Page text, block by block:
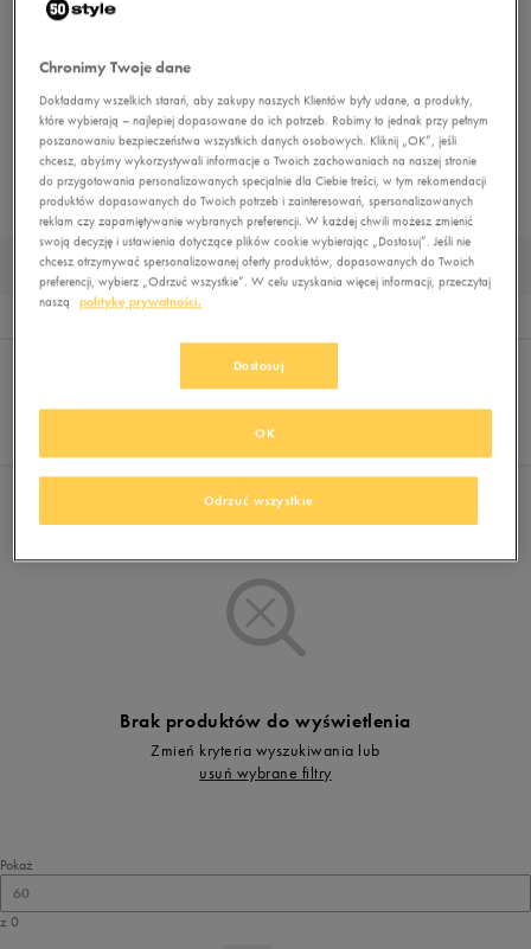
wyłącznie na Ciebie. Wiele z nich to końcówki kolekcji, więc jeśli chcesz
Niektóre z nich to modele poekspozycyine — mogą mieć niewielkie ślady
użytkowania lub uszkodzone pudełko. To jednak nieznaczące wady,
które nie odbiorą Ci radości z modnych, markowych artykułów!
Zdjęcie na karcie produktu jest poglądowe i nie przedstawia konkretnego
egzemplarza, który do Ciebie dotrze.
STRONA GŁÓWNA OUTLET
BUTY OUTLET 2026
0
Pokaż
Wyczyść filtry
Brak produktów do wyświetlenia
Zmień kryteria wyszukiwania lub
usuń wybrane filtry
Pokaż
60
z 0
Chronimy Twoje dane
Dokładamy wszelkich starań, aby zakupy naszych Klientów były udane, a produkty,
które wybierają – najlepiej dopasowane do ich potrzeb. Robimy to jednak przy pełnym
poszanowaniu bezpieczeństwa wszystkich danych osobowych. Kliknij „OK”, jeśli
chcesz, abyśmy wykorzystywali informacje o Twoich zachowaniach na naszej stronie
do przygotowania personalizowanych specjalnie dla Ciebie treści, w tym rekomendacji
produktów dopasowanych do Twoich potrzeb i zainteresowań, spersonalizowanych
reklam czy zapamiętywanie wybranych preferencji. W każdej chwili możesz zmienić
swoją decyzję i ustawienia dotyczące plików cookie wybierając „Dostosuj”. Jeśli nie
chcesz otrzymywać spersonalizowanej oferty produktów, dopasowanych do Twoich
preferencji, wybierz „Odrzuć wszystkie”. W celu uzyskania więcej informacji, przeczytaj
naszą
politykę prywatności.
Dostosuj
Odrzuć wszystkie
OK